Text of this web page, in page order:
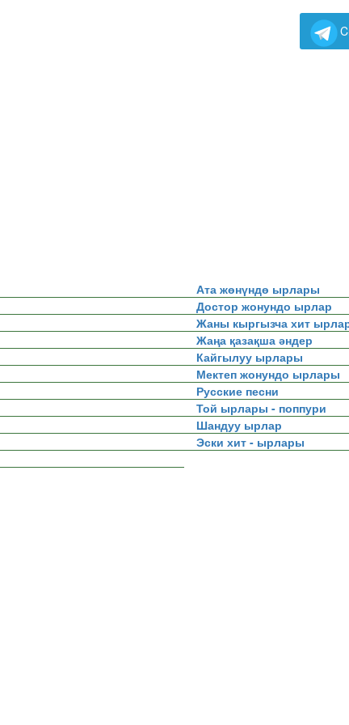
Ата жөнүндө ырлары
Достор жонундо ырлар
Жаны кыргызча хит
Жаңа қазақша әндер
Кайгылуу ырлары
Мектеп жонундо ырлары
Русские песни
Той ырлары - поппури
Шандуу ырлар
Эски хит - ырлары